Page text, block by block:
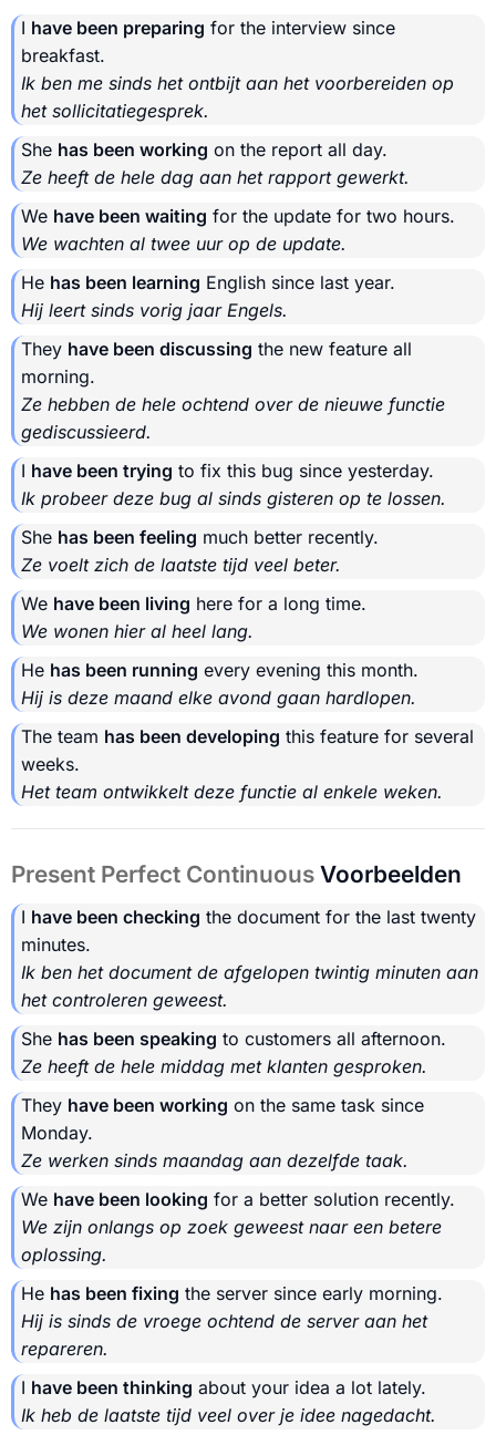
I have been preparing for the interview since
breakfast.
Ik ben me sinds het ontbijt aan het voorbereiden op
het sollicitatiegesprek.
She has been working on the report all day.
Ze heeft de hele dag aan het rapport gewerkt.
We have been waiting for the update for two hours.
We wachten al twee uur op de update.
He has been learning English since last year.
Hij leert sinds vorig jaar Engels.
They have been discussing the new feature all
morning.
Ze hebben de hele ochtend over de nieuwe functie
gediscussieerd.
I have been trying to fix this bug since yesterday.
Ik probeer deze bug al sinds gisteren op te lossen.
She has been feeling much better recently.
Ze voelt zich de laatste tijd veel beter.
We have been living here for a long time.
We wonen hier al heel lang.
He has been running every evening this month.
Hij is deze maand elke avond gaan hardlopen.
The team has been developing this feature for several
weeks.
Het team ontwikkelt deze functie al enkele weken.
Present Perfect Continuous Voorbeelden
I have been checking the document for the last twenty
minutes.
Ik ben het document de afgelopen twintig minuten aan
het controleren geweest.
She has been speaking to customers all afternoon.
Ze heeft de hele middag met klanten gesproken.
They have been working on the same task since
Monday.
Ze werken sinds maandag aan dezelfde taak.
We have been looking for a better solution recently.
We zijn onlangs op zoek geweest naar een betere
oplossing.
He has been fixing the server since early morning.
Hij is sinds de vroege ochtend de server aan het
repareren.
I have been thinking about your idea a lot lately.
Ik heb de laatste tijd veel over je idee nagedacht.